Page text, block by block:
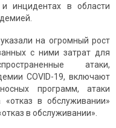
инцидентах в области
на огромный рост
с ними затрат для
атаки,
COVID-19, включают
программ, атаки
«отказ в обслуживании»
в обслуживании».